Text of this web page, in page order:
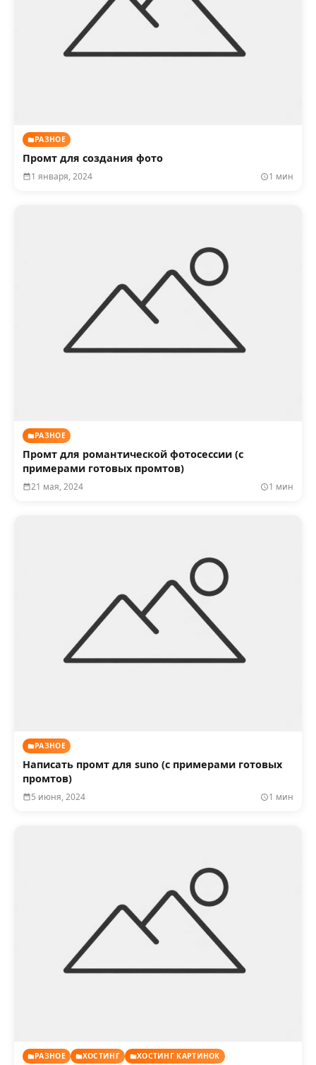
РАЗНОЕ
Промт для создания фото
1 января, 2024 1 мин
РАЗНОЕ
Промт для романтической фотосессии (с
примерами готовых промтов)
21 мая, 2024 1 мин
РАЗНОЕ
Написать промт для suno (с примерами готовых
промтов)
5 июня, 2024 1 мин
РАЗНОЕ ХОСТИНГ ХОСТИНГ КАРТИНОК